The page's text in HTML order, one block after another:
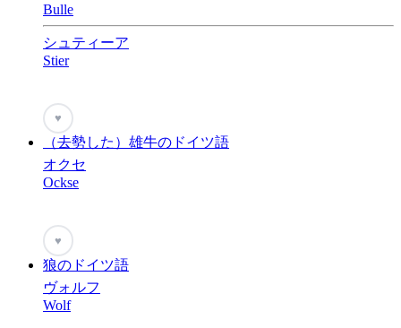
Bulle
シュティーア
Stier
♥
（去勢した）雄牛のドイツ語
オクセ
Ockse
♥
狼のドイツ語
ヴォルフ
Wolf